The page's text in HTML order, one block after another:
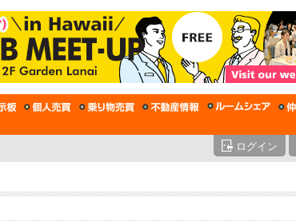
ログイン